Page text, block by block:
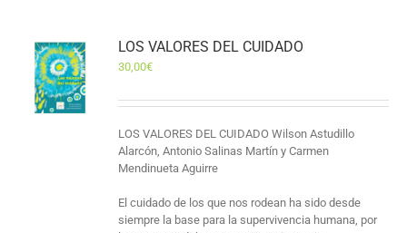
LOS VALORES DEL CUIDADO
30,00€
LOS VALORES DEL CUIDADO Wilson Astudillo
Alarcón, Antonio Salinas Martín y Carmen
Mendinueta Aguirre
El cuidado de los que nos rodean ha sido desde
siempre la base para la supervivencia humana, por